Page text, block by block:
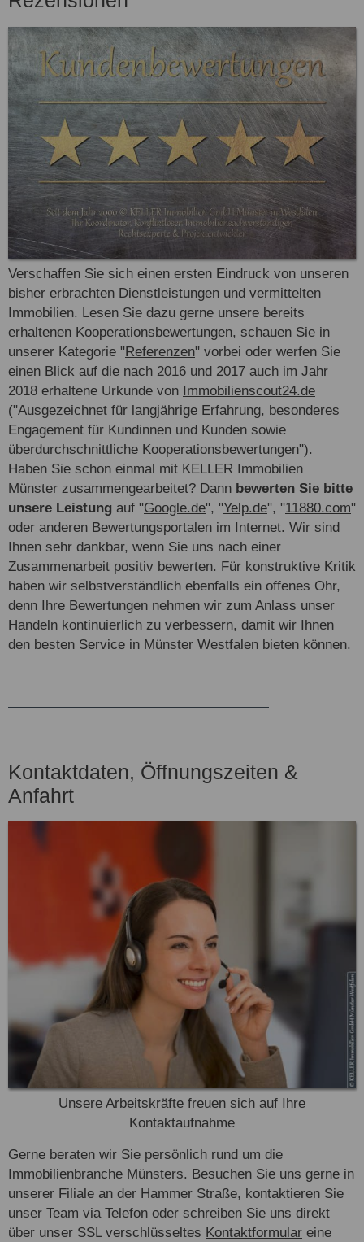
Verschaffen Sie sich einen ersten Eindruck von unseren
bisher erbrachten Dienstleistungen und vermittelten
Immobilien. Lesen Sie dazu gerne unsere bereits
erhaltenen Kooperationsbewertungen, schauen Sie in
unserer Kategorie "Referenzen" vorbei oder werfen Sie
einen Blick auf die nach 2016 und 2017 auch im Jahr
2018 erhaltene Urkunde von Immobilienscout24.de
("Ausgezeichnet für langjährige Erfahrung, besonderes
Engagement für Kundinnen und Kunden sowie
überdurchschnittliche Kooperationsbewertungen").
Haben Sie schon einmal mit KELLER Immobilien
Münster zusammengearbeitet? Dann bewerten Sie bitte
unsere Leistung auf "Google.de", "Yelp.de", "11880.com"
oder anderen Bewertungsportalen im Internet. Wir sind
Ihnen sehr dankbar, wenn Sie uns nach einer
Zusammenarbeit positiv bewerten. Für konstruktive Kritik
haben wir selbstverständlich ebenfalls ein offenes Ohr,
denn Ihre Bewertungen nehmen wir zum Anlass unser
Handeln kontinuierlich zu verbessern, damit wir Ihnen
den besten Service in Münster Westfalen bieten können.
Kontaktdaten, Öffnungszeiten &
Anfahrt
Unsere Arbeitskräfte freuen sich auf Ihre
Kontaktaufnahme
Gerne beraten wir Sie persönlich rund um die
Immobilienbranche Münsters. Besuchen Sie uns gerne in
unserer Filiale an der Hammer Straße, kontaktieren Sie
unser Team via Telefon oder schreiben Sie uns direkt
über unser SSL verschlüsseltes Kontaktformular eine